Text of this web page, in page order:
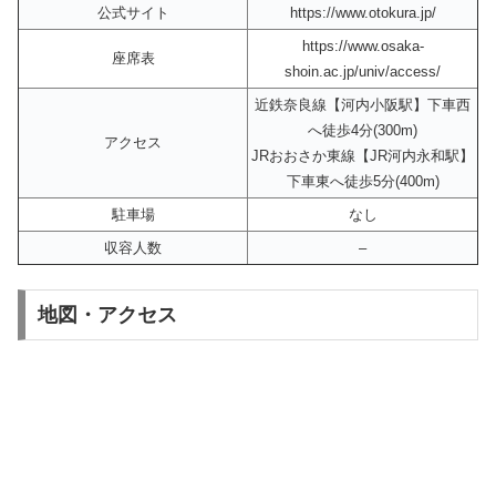
公式サイト https://www.otokura.jp/
座席表
https://www.osaka-
shoin.ac.jp/univ/access/
アクセス
近鉄奈良線【河内小阪駅】下車西
へ徒歩4分(300m)
JRおおさか東線【JR河内永和駅】
下車東へ徒歩5分(400m)
駐車場
なし
収容人数
–
地図・アクセス